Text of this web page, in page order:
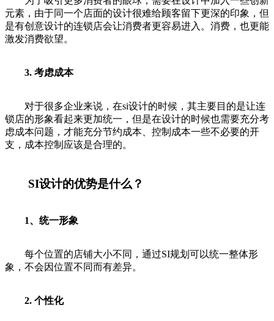
元素，由于同一个店面的设计很难给顾客留下更深的印象，但
是有创意设计的连锁店会让消费者更容易进入。消费，也更能
激发消费欲望。
3. 考虑成本
对于很多企业来说，在si设计的时候，其主要目的是让连
锁店的形象看起来更加统一，但是在设计的时候也需要充分考
虑成本问题，才能充分节约成本、控制成本一些不必要的开
支，成本控制应该是合理的。
SI设计的优势是什么？
1、统一形象
每个位置的店铺大小不同，通过SI规划可以统一整体形
象，不会因位置不同而有差异。
2. 个性化